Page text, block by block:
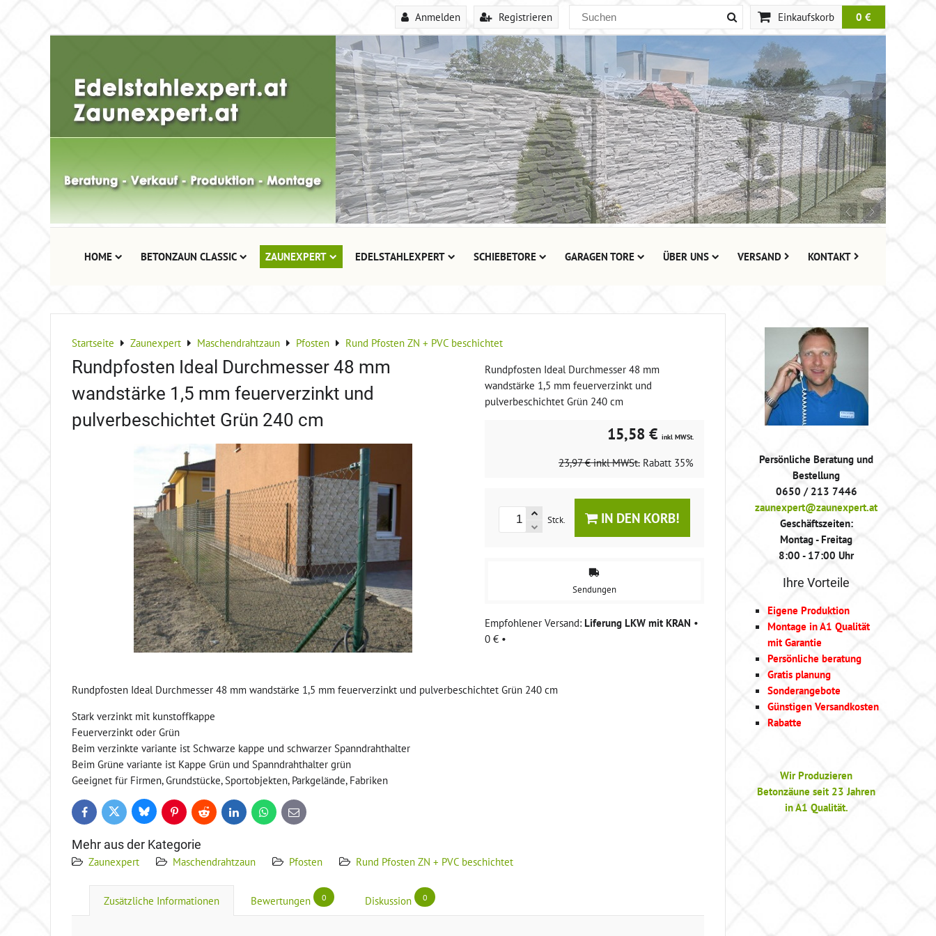
Anmelden Registrieren Einkaufskorb 0 €
HOME BETONZAUN CLASSIC ZAUNEXPERT EDELSTAHLEXPERT SCHIEBETORE GARAGEN TORE ÜBER UNS VERSAND KONTAKT
Startseite Zaunexpert Maschendrahtzaun Pfosten Rund Pfosten ZN + PVC beschichtet
Rundpfosten Ideal Durchmesser 48 mm
wandstärke 1,5 mm feuerverzinkt und
pulverbeschichtet Grün 240 cm
Rundpfosten Ideal Durchmesser 48 mm
wandstärke 1,5 mm feuerverzinkt und
pulverbeschichtet Grün 240 cm
15,58 € inkl MWSt.
23,97 € inkl MWSt. Rabatt 35%
Stck. IN DEN KORB!
Sendungen
Liferung LKW mit KRAN •
0 € •
Rundpfosten Ideal Durchmesser 48 mm wandstärke 1,5 mm feuerverzinkt und pulverbeschichtet Grün 240 cm
Stark verzinkt mit kunstoffkappe
Feuerverzinkt oder Grün
Beim verzinkte variante ist Schwarze kappe und schwarzer Spanndrahthalter
Beim Grüne variante ist Kappe Grün und Spanndrahthalter grün
Geeignet für Firmen, Grundstücke, Sportobjekten, Parkgelände, Fabriken
FacebookTwitter BlueskyPinterestReddit LinkedInWhatsApp
E-
mail
Mehr aus der Kategorie
Zaunexpert Maschendrahtzaun Pfosten Rund Pfosten ZN + PVC beschichtet
Zusätzliche Informationen Bewertungen 0 Diskussion 0
Persönliche Beratung und
Bestellung
0650 / 213 7446
zaunexpert@zaunexpert.at
Geschäftszeiten:
Montag - Freitag
8:00 - 17:00 Uhr
Ihre Vorteile
Eigene Produktion
Montage in A1 Qualität
mit Garantie
Persönliche beratung
Gratis planung
Sonderangebote
Günstigen Versandkosten
Rabatte
Wir Produzieren
Betonzäune seit 23 Jahren
in A1 Qualität.